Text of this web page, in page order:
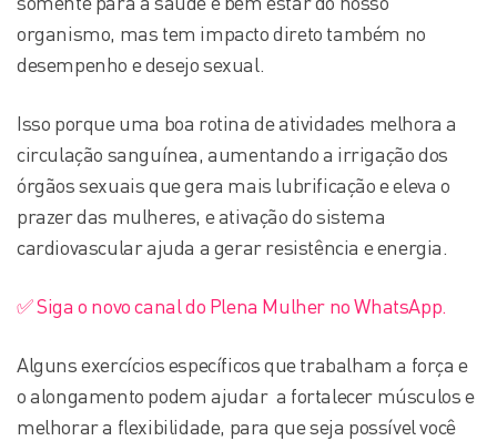
organismo, mas tem impacto direto também no
desempenho e desejo sexual.
Isso porque uma boa rotina de atividades melhora a
circulação sanguínea, aumentando a irrigação dos
órgãos sexuais que gera mais lubrificação e eleva o
prazer das mulheres, e ativação do sistema
cardiovascular ajuda a gerar resistência e energia.
✅ Siga o novo canal do Plena Mulher no WhatsApp.
Alguns exercícios específicos que trabalham a força e
o alongamento podem ajudar a fortalecer músculos e
melhorar a flexibilidade, para que seja possível você